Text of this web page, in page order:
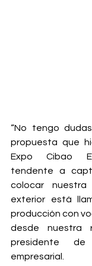
“No tengo
propuesta que
Expo Cibao
tendente a
colocar
exterior está
producción con
desde nuestra
presidente de
empresarial.